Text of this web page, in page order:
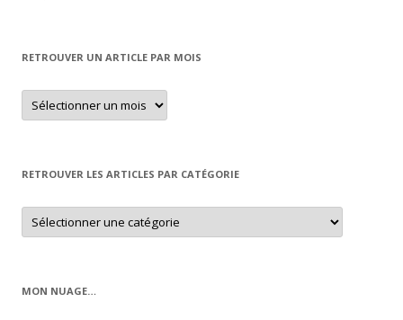
RETROUVER UN ARTICLE PAR MOIS
Retrouver
un
article
RETROUVER LES ARTICLES PAR CATÉGORIE
Retrouver
les
articles
MON NUAGE…